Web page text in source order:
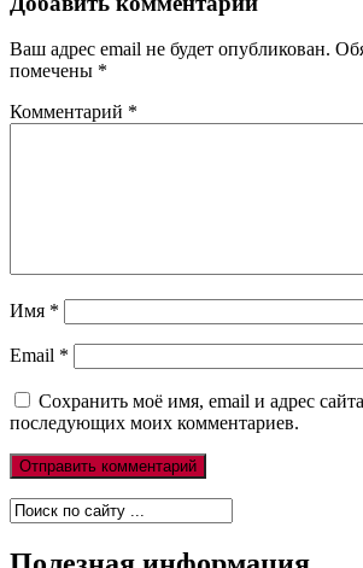
Ваш адрес email не будет опубликован.
помечены *
Комментарий *
Имя *
Email *
Сохранить моё имя, email и адрес
последующих моих комментариев.